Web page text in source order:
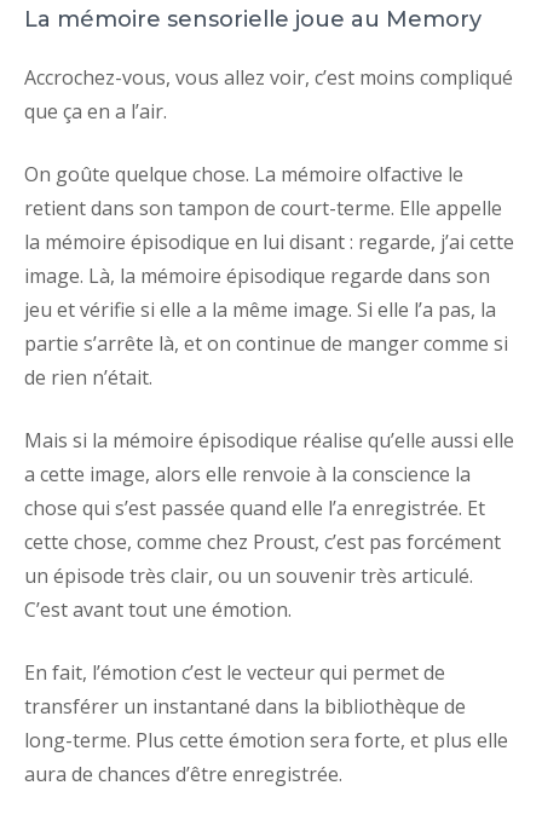
La mémoire sensorielle joue au Memory
Accrochez-vous, vous allez voir, c’est moins compliqué
que ça en a l’air.
On goûte quelque chose. La mémoire olfactive le
retient dans son tampon de court-terme. Elle appelle
la mémoire épisodique en lui disant : regarde, j’ai cette
image. Là, la mémoire épisodique regarde dans son
jeu et vérifie si elle a la même image. Si elle l’a pas, la
partie s’arrête là, et on continue de manger comme si
de rien n’était.
Mais si la mémoire épisodique réalise qu’elle aussi elle
a cette image, alors elle renvoie à la conscience la
chose qui s’est passée quand elle l’a enregistrée. Et
cette chose, comme chez Proust, c’est pas forcément
un épisode très clair, ou un souvenir très articulé.
C’est avant tout une émotion.
En fait, l’émotion c’est le vecteur qui permet de
transférer un instantané dans la bibliothèque de
long-terme. Plus cette émotion sera forte, et plus elle
aura de chances d’être enregistrée.